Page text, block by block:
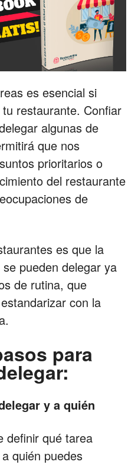
de
Restaurantes
Marketing
Restaurantes
es esencial si
restaurante. Confiar
algunas de
que nos
prioritarios o
del restaurante
de
es que la
pueden delegar ya
de rutina, que
con la
para
y a quién
definir qué tarea
quién puedes